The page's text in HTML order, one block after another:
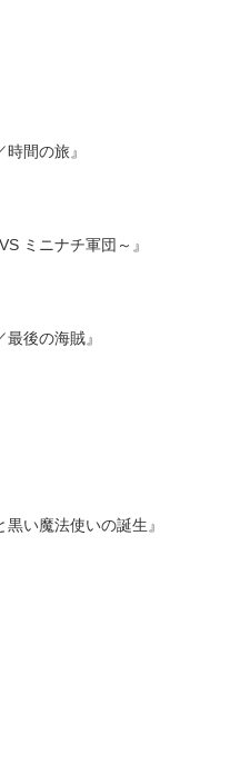
間の旅』
ミニナチ軍団～』
後の海賊』
い魔法使いの誕生』